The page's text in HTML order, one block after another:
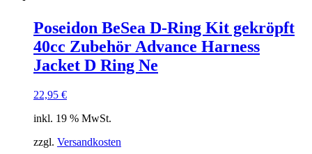
mehrere
Varianten
auf.
Die
Optionen
werden
Poseidon BeSea D-Ring Kit gekröpft
40cc Zubehör Advance Harness
Jacket D Ring Ne
22,95 €
inkl. 19 % MwSt.
zzgl. Versandkosten